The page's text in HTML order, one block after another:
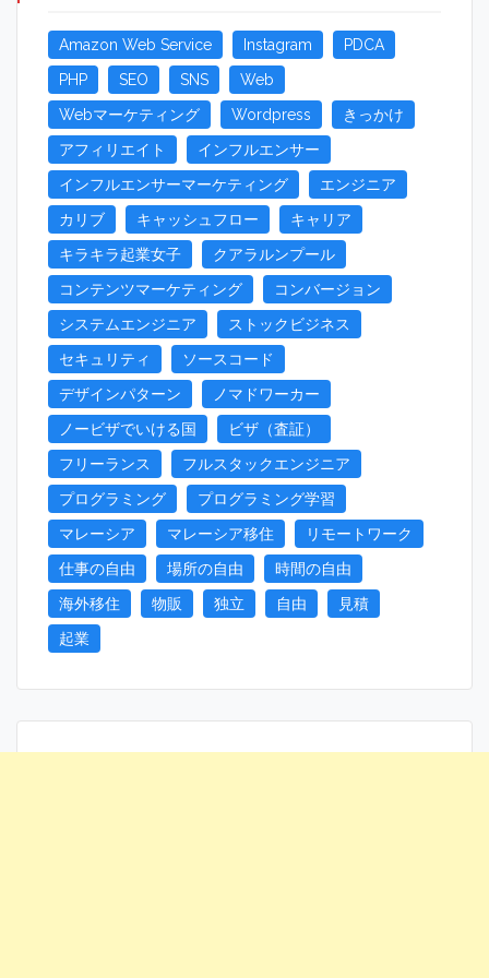
Amazon Web Service Instagram
PDCA
PHP
SEO SNS
Web
Webマーケティング
Wordpress
きっかけ
アフィリエイト
インフルエンサー
インフルエンサーマーケティング
エンジニア
カリブ
キャッシュフロー
キャリア
キラキラ起業女子
クアラルンプール
コンテンツマーケティング
コンバージョン
システムエンジニア
ストックビジネス
セキュリティ
ソースコード
デザインパターン
ノマドワーカー
ノービザでいける国
ビザ（査証）
フリーランス
フルスタックエンジニア
プログラミング
プログラミング学習
マレーシア
マレーシア移住
リモートワーク
仕事の自由
場所の自由
時間の自由
海外移住
物販 独立 自由
見積
起業